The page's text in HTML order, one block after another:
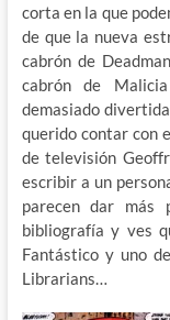
corta en la que
de que la nueva
cabrón de
cabrón de
demasiado
querido contar con
de televisión
escribir a un
parecen dar más
bibliografía y ves
Fantástico y uno
Librarians…